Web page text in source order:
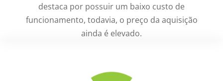
destaca por possuir um baixo custo de
funcionamento, todavia, o preço da aquisição
ainda é elevado.